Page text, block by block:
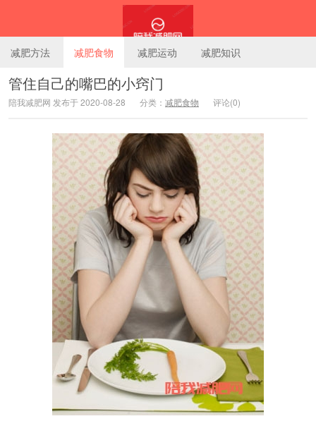
陪我减肥网
减肥方法 减肥食物 减肥运动 减肥知识
管住自己的嘴巴的小窍门
陪我减肥网 发布于 2020-08-28 分类： 减肥食物 评论(0)